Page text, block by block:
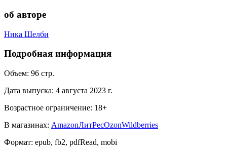
об авторе
Ника Шелби
Подробная информация
Объем: 96 стр.
Дата выпуска: 4 августа 2023 г.
Возрастное ограничение: 18+
В магазинах: AmazonЛитРесOzonWildberries
Формат: epub, fb2, pdfRead, mobi